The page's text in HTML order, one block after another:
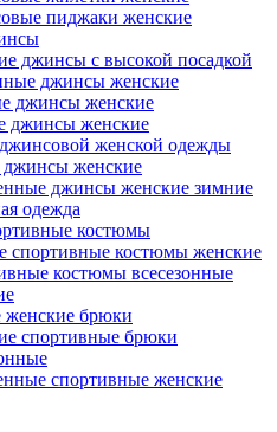
пиджаки женские
джинсы с высокой посадкой
джинсы женские
джинсы женские
джинсы женские
женской одежды
женские
джинсы женские зимние
одежда
костюмы
спортивные костюмы женские
костюмы всесезонные
брюки
спортивные брюки
спортивные женские